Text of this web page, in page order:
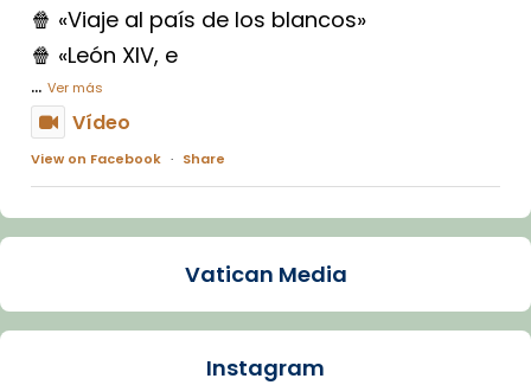
🍿 «Viaje al país de los blancos»
🍿 «León XIV, e
... Ver más
Vídeo
View on Facebook · Share
Arquebisbat de Barcelona
La Carmina va patir depressió. Fa gairebé
dos mesos, a l'Estadi Lluís Companys, la
Vatican Media
Instagram